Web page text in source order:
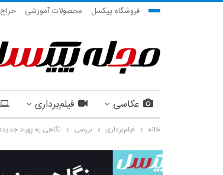
فروشگاه پیکسل محصولات آموزشی حراج
عکاسی فیلم‌برداری
خانه فیلم‌برداری بررسی نگاهی به پهپاد جدیدGoPro با نام Karma